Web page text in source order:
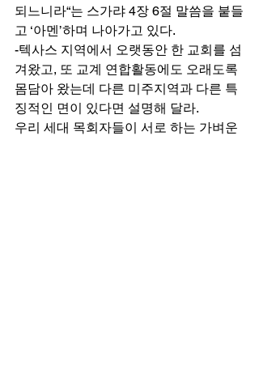
되느니라“는 스가랴 4장 6절 말씀을 붙들
고 ‘아멘’하며 나아가고 있다.
-텍사스 지역에서 오랫동안 한 교회를 섬
겨왔고, 또 교계 연합활동에도 오래도록
몸담아 왔는데 다른 미주지역과 다른 특
징적인 면이 있다면 설명해 달라.
우리 세대 목회자들이 서로 하는 가벼운